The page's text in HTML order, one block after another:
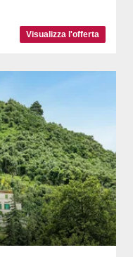
Visualizza l'offerta